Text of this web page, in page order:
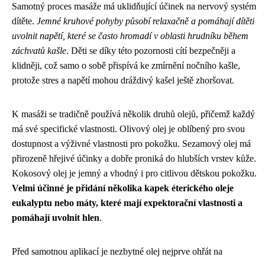
Samotný proces masáže má uklidňující účinek na nervový systém
dítěte. Jemné kruhové pohyby působí relaxačně a pomáhají dítěti
uvolnit napětí, které se často hromadí v oblasti hrudníku během
záchvatů kašle. Děti se díky této pozornosti cítí bezpečněji a
klidněji, což samo o sobě přispívá ke zmírnění nočního kašle,
protože stres a napětí mohou dráždivý kašel ještě zhoršovat.
K masáži se tradičně používá několik druhů olejů, přičemž každý
má své specifické vlastnosti. Olivový olej je oblíbený pro svou
dostupnost a výživné vlastnosti pro pokožku. Sezamový olej má
přirozeně hřejivé účinky a dobře proniká do hlubších vrstev kůže.
Kokosový olej je jemný a vhodný i pro citlivou dětskou pokožku.
Velmi účinné je přidání několika kapek éterického oleje
eukalyptu nebo máty, které mají expektorační vlastnosti a
pomáhají uvolnit hlen.
Před samotnou aplikací je nezbytné olej nejprve ohřát na